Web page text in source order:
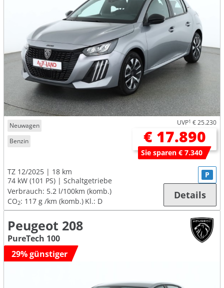
Neuwagen
Benzin
UVP1 € 25.230
€ 17.890
Sie sparen € 7.340
TZ 12/2025
18 km
74 kW (101 PS)
Schaltgetriebe
Verbrauch: 5.2 l/100km (komb.)
CO2: 117 g /km (komb.) Kl.: D
P
Details
Peugeot 208
PureTech 100
29% günstiger